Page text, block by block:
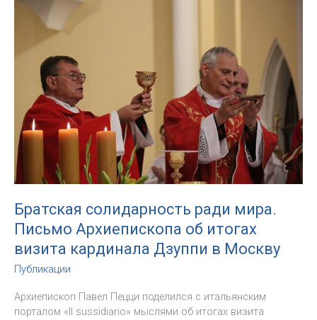
молитве.
духовных
Архиепископа
Павла
Пецци
для
сестер-
траписток
Братская солидарность ради мира.
Письмо Архиепископа об итогах
визита кардинала Дзуппи в Москву
Публикации
Архиепископ Павел Пецци поделился с итальянским
порталом «Il sussidiario» мыслями об итогах визита